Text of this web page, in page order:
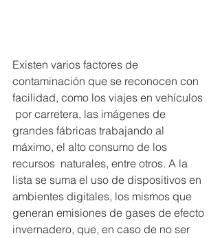
Existen varios factores de
contaminación que se reconocen con
facilidad, como los viajes en vehículos
por carretera, las imágenes de
grandes fábricas trabajando al
máximo, el alto consumo de los
recursos  naturales, entre otros. A la
lista se suma el uso de dispositivos en
ambientes digitales, los mismos que
generan emisiones de gases de efecto
invernadero, que, en caso de no ser